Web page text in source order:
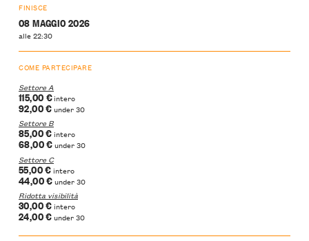
FINISCE
08 MAGGIO 2026
alle 22:30
COME PARTECIPARE
Settore A
115,00 €intero
92,00 €under 30
Settore B
85,00 €intero
68,00 €under 30
Settore C
55,00 €intero
44,00 €under 30
Ridotta visibilità
30,00 €intero
24,00 €under 30